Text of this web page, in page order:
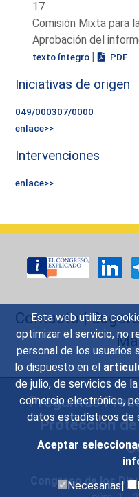
Esta web utiliza
optimizar el servicio, no
personal de los usuarios
lo dispuesto en el
de julio, de servicios de
comercio electrónico,
datos estadísticos de
Aceptar
Necesarias|
17
Comisión Mixta para
Aprobación del
texto íntegro | PDF
Iniciativas de origen
049/000307/0000
enlace>>
Intervenciones
enlace>>
Contacto|
Preguntas
Protección
Congreso de los